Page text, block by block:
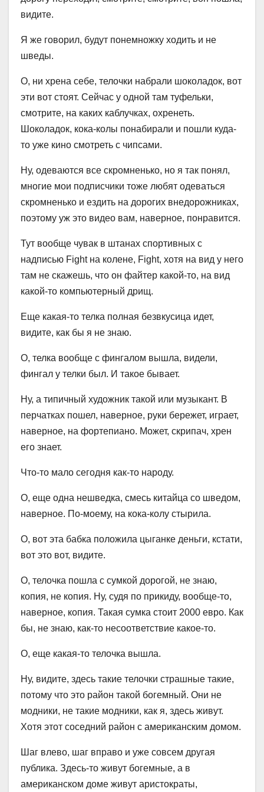
видите.
Я же говорил, будут понемножку ходить и не
шведы.
О, ни хрена себе, телочки набрали шоколадок, вот
эти вот стоят. Сейчас у одной там туфельки,
смотрите, на каких каблучках, охренеть.
Шоколадок, кока-колы понабирали и пошли куда-
то уже кино смотреть с чипсами.
Ну, одеваются все скромненько, но я так понял,
многие мои подписчики тоже любят одеваться
скромненько и ездить на дорогих внедорожниках,
поэтому уж это видео вам, наверное, понравится.
Тут вообще чувак в штанах спортивных с
надписью Fight на колене, Fight, хотя на вид у него
там не скажешь, что он файтер какой-то, на вид
какой-то компьютерный дрищ.
Еще какая-то телка полная безвкусица идет,
видите, как бы я не знаю.
О, телка вообще с фингалом вышла, видели,
фингал у телки был. И такое бывает.
Ну, а типичный художник такой или музыкант. В
перчатках пошел, наверное, руки бережет, играет,
наверное, на фортепиано. Может, скрипач, хрен
его знает.
Что-то мало сегодня как-то народу.
О, еще одна нешведка, смесь китайца со шведом,
наверное. По-моему, на кока-колу стырила.
О, вот эта бабка положила цыганке деньги, кстати,
вот это вот, видите.
О, телочка пошла с сумкой дорогой, не знаю,
копия, не копия. Ну, судя по прикиду, вообще-то,
наверное, копия. Такая сумка стоит 2000 евро. Как
бы, не знаю, как-то несоответствие какое-то.
О, еще какая-то телочка вышла.
Ну, видите, здесь такие телочки страшные такие,
потому что это район такой богемный. Они не
модники, не такие модники, как я, здесь живут.
Хотя этот соседний район с американским домом.
Шаг влево, шаг вправо и уже совсем другая
публика. Здесь-то живут богемные, а в
американском доме живут аристократы,